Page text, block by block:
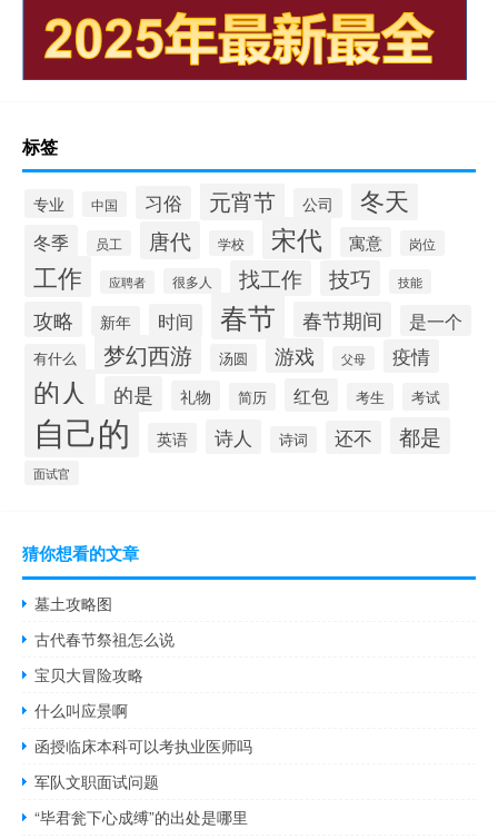
标签
专业 中国 习俗 元宵节 公司 冬天
冬季 员工 唐代 学校 宋代 寓意 岗位
工作 应聘者 很多人 找工作 技巧 技能
攻略 新年 时间 春节 春节期间 是一个
有什么 梦幻西游 汤圆 游戏 父母 疫情
的人 的是 礼物 简历 红包 考生 考试
自己的 英语 诗人 诗词 还不 都是
面试官
猜你想看的文章
墓土攻略图
古代春节祭祖怎么说
宝贝大冒险攻略
什么叫应景啊
函授临床本科可以考执业医师吗
军队文职面试问题
“毕君瓮下心成缚”的出处是哪里